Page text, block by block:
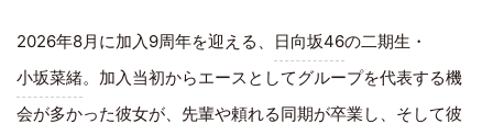
2026年8月に加入9周年を迎える、 日向坂46の二期生・
小坂菜緒。加入当初からエースとしてグループを代表する機
会が多かった彼女が、先輩や頼れる同期が卒業し、そして彼